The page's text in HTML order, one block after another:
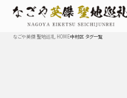
なごや英傑 聖地巡礼 HOME中村区 タグ一覧